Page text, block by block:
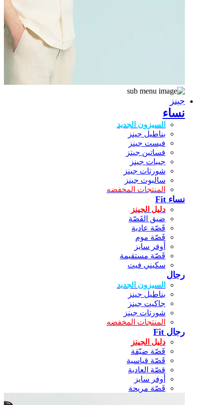
جينز
نساء
السيزون الجديد
بناطيل جينز
فيست جينز
فساتين جيتز
جيبات جينز
شورتات جينز
سالبوت جينز
المنتجات المخفضه
نساء Fit
دليل الجينز
ضيق القَصّة
قَصّة عادية
قَصّة موم
أوفر سايز
قَصّة مستقيمة
سكيني فيت
رجال
السيزون الجديد
بناطيل جينز
جاكيت جينز
شورتات جينز
المنتجات المخفضه
رجال Fit
دليل الجينز
قَصّة ضيّقة
قَصّة قياسية
قصّة العادية
أوفر سايز
قَصّة مريحة